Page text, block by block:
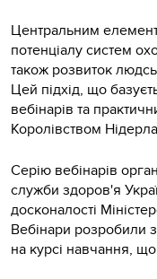
Центральним
потенціалу систем
також розвиток
Цей підхід, що
вебінарів та
Королівством
Серію вебінарів
служби здоров'я
досконалості
Вебінари розробили
на курсі навчання,